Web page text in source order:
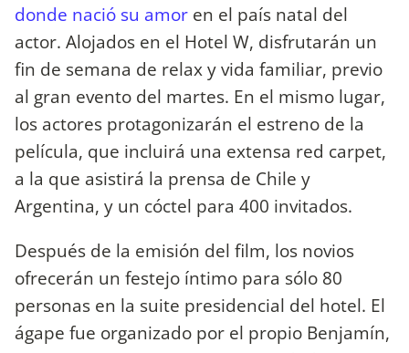
donde nació su amor en el país natal del
actor. Alojados en el Hotel W, disfrutarán un
fin de semana de relax y vida familiar, previo
al gran evento del martes. En el mismo lugar,
los actores protagonizarán el estreno de la
película, que incluirá una extensa red carpet,
a la que asistirá la prensa de Chile y
Argentina, y un cóctel para 400 invitados.
Después de la emisión del film, los novios
ofrecerán un festejo íntimo para sólo 80
personas en la suite presidencial del hotel. El
ágape fue organizado por el propio Benjamín,